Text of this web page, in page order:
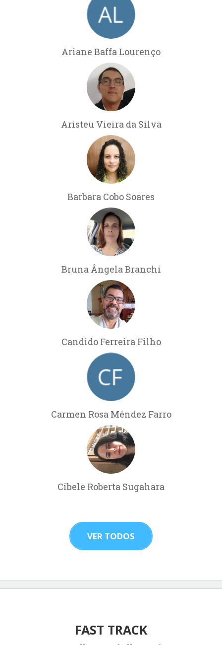
Ariane Baffa Lourenço
Aristeu Vieira da Silva
Barbara Cobo Soares
Bruna Ângela Branchi
Candido Ferreira Filho
Carmen Rosa Méndez Farro
Cibele Roberta Sugahara
VER TODOS
FAST TRACK